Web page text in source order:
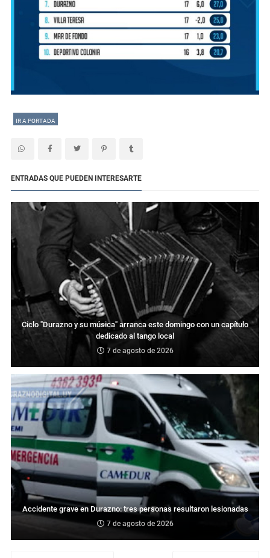
IR A PORTADA
ENTRADAS QUE PUEDEN INTERESARTE
Ciclo "Durazno y su música" arranca este domingo con un capítulo
dedicado al tango local
7 de agosto de 2026
Accidente grave en Durazno: tres personas resultaron lesionadas
7 de agosto de 2026